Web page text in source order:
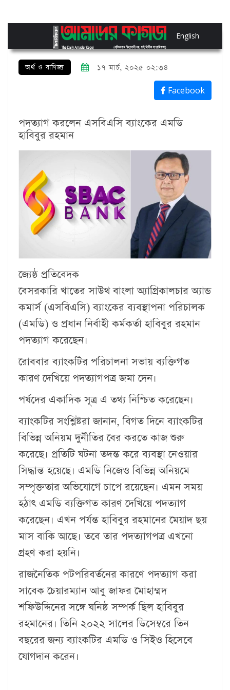
English
অর্থ ও বাণিজ্য ১৭ মার্চ, ২০২৫ ০২:৩৪
Facebook
পদত্যাগ ক‌রলেন এসবিএসি ব্যাংকের এমডি
হাবিবুর রহমান
জ্যেষ্ঠ প্রতিবেদক
বেসরকারি খাতের সাউথ বাংলা অ্যাগ্রিকালচার অ্যান্ড
কমার্স (এসবিএসি) ব্যাংকের ব্যবস্থাপনা পরিচালক
(এমডি) ও প্রধান নির্বাহী কর্মকর্তা হাবিবুর রহমান
পদত্যাগ করেছেন।
রোববার ব্যাংকটির পরিচালনা সভায় ব্যক্তিগত
কারণ দেখিয়ে পদত্যাগপত্র জমা দেন।
পর্ষদের একাদিক সূত্র এ তথ‌্য নিশ্চিত করেছেন।
ব‌্যাংক‌টির সং‌শ্লিষ্টরা জানান, বিগত দি‌নে ব‌্যাংক‌টির
বি‌ভিন্ন অ‌নিয়ম দুর্নী‌তির বের কর‌তে কাজ শুরু
ক‌রে‌ছে। প্রতিটি ঘটনা তদন্ত করে ব্যবস্থা নেওয়ার
সিদ্ধান্ত হয়েছে। এম‌ডি নি‌জেও বিভিন্ন অনিয়মে
সম্পৃক্ততার অভিযোগে চাপে র‌য়ে‌ছেন। এমন সময়
হঠাৎ এম‌ডি ব্যক্তিগত কারণ দেখিয়ে পদত্যাগ
ক‌রে‌ছেন। এখন পর্যন্ত হাবিবুর রহমানের মেয়াদ ছয়
মাস বা‌কি আছে। তবে তার পদত্যাগপত্র এখনো
গ্রহণ করা হয়নি।
রাজনৈতিক পটপরিবর্তনের কারণে পদত্যাগ করা
সাবেক চেয়ারম্যান আবু জাফর মোহাম্মদ
শফিউদ্দিনের সঙ্গে ঘনিষ্ঠ সম্পর্ক ছিল হাবিবুর
রহমানের। তিনি ২০২২ সালের ডিসেম্বরে তিন
বছরের জন্য ব্যাংকটির এমডি ও সিইও হিসেবে
যোগদান করেন।